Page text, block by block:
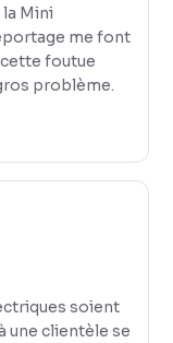
Mini
me font
foutue
problème.
soient
une clientèle se